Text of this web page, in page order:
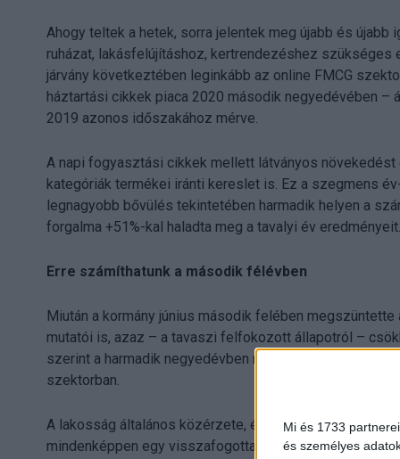
Mi és 1733
és személyes
Ahogy teltek a hetek, sorra jelentek meg újabb és
ruházat, lakásfelújításhoz, kertrendezéshez
járvány következtében leginkább az online FMCG
háztartási cikkek piaca 2020 második negyedévében –
2019 azonos időszakához mérve.
A napi fogyasztási cikkek mellett látványos
kategóriák termékei iránti kereslet is. Ez a szegmens
legnagyobb bővülés tekintetében harmadik helyen a
forgalma +51%-kal haladta meg a tavalyi év eredményeit.
Erre számíthatunk a második félévben
Miután a kormány június második felében
mutatói is, azaz – a tavaszi felfokozott állapotról –
szerint a harmadik negyedévben már nem várható az
szektorban.
A lakosság általános közérzete, és a szűkülő, kiürülő
mindenképpen egy visszafogottabb év végi költést